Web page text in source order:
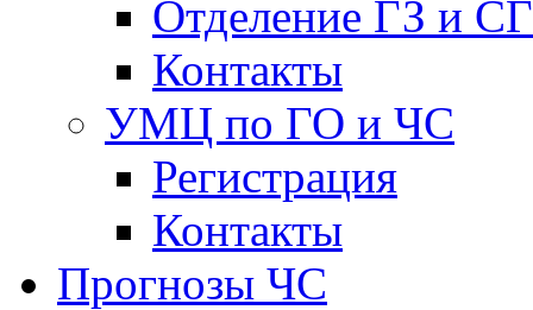
Отделение ГЗ и
Контакты
УМЦ по ГО и ЧС
Регистрация
Контакты
Прогнозы ЧС